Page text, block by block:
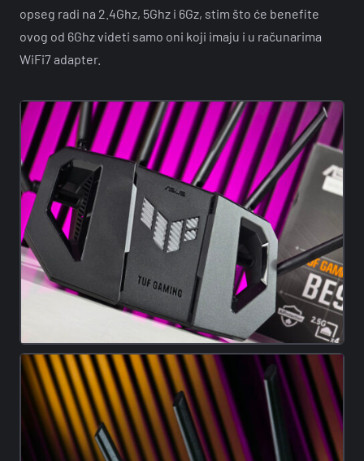
opseg radi na 2.4Ghz, 5Ghz i 6Gz, stim što će benefite
ovog od 6Ghz videti samo oni koji imaju i u računarima
WiFi7 adapter.